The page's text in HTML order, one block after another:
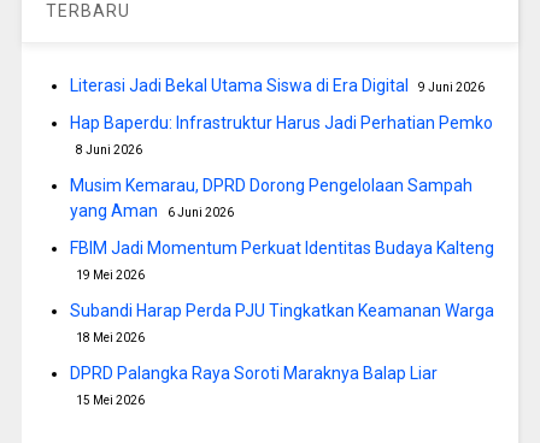
TERBARU
Literasi Jadi Bekal Utama Siswa di Era Digital 9 Juni 2026
Hap Baperdu: Infrastruktur Harus Jadi Perhatian Pemko
8 Juni 2026
Musim Kemarau, DPRD Dorong Pengelolaan Sampah
yang Aman
6 Juni 2026
FBIM Jadi Momentum Perkuat Identitas Budaya Kalteng
19 Mei 2026
Subandi Harap Perda PJU Tingkatkan Keamanan Warga
18 Mei 2026
DPRD Palangka Raya Soroti Maraknya Balap Liar
15 Mei 2026